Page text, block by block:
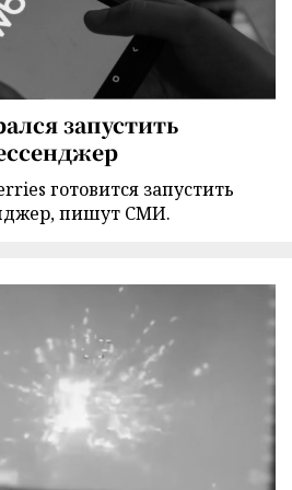
запустить
готовится запустить
пишут СМИ.